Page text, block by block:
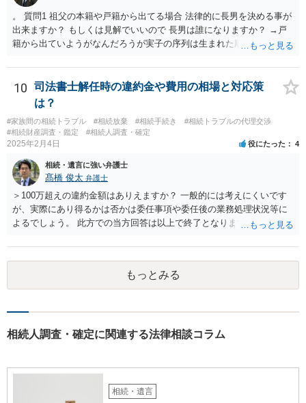
。 質問1 祖父の本籍や戸籍から出てる場合 法律的に長男を決める事が
出来ますか？ もしくは見解でいいので 長男は誰になりますか？ →戸
籍から出ていようがなんだろうが実子の序列は生まれた順ですから、
書が腹違いの長男に向けてある場合 書かれてる内容が最優先にされる
のですか？ →遺書というのが、法律上の遺言の形式を守っている限り
はそのとおりです。 質問3 父が腹違いの長男に法律的に優位になれそ
うな事はありますか？ →遺言が有効な場合、優位に立つことはできま
せんが、お祖父様が認知症であるなどの「遺言が作れないはずの事
情」があるならば①遺言無効確認の訴えを起こすのは一つの手です。
問4 相続トラブルの代理交渉は可能でしょうか。 →一般論としては可
能ですが、お伺いする内容ですとお祖父様が亡くなられた後に動くこ
とになるでしょう。
10
司法書士解任時の違約金や費用の相場と対応策
は？
#家族間の相続トラブル #相続放棄 #相続手続き
#相続トラブルの代理交渉
#相続財産調査・鑑定
#相続人調査・確定
2025年2月4日 役にたった 4
相続・遺言に強い弁護士
髙橋 俊太 弁護士
＞100万超えの違約金額はありえますか？ 一般的には考えにくいです
が、実際にあり得るかは否かは委任事項や委任後の業務処理状況等に
よるでしょう。 此方での当方回答は以上で終了となりますが、参考に
もっとみる
相続人調査・確定に関連する法律相談コラム
相続・遺言